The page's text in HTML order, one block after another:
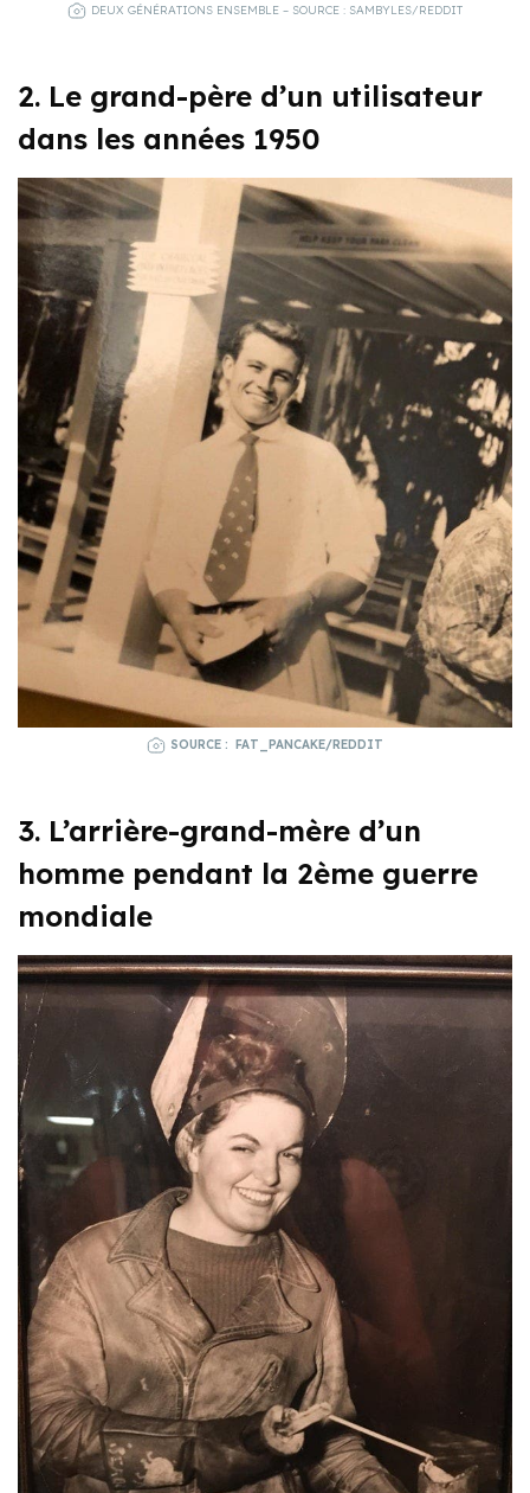
DEUX GÉNÉRATIONS ENSEMBLE – SOURCE : SAMBYLES/REDDIT
2. Le grand-père d’un utilisateur
dans les années 1950
SOURCE : FAT_PANCAKE/REDDIT
3. L’arrière-grand-mère d’un
homme pendant la 2ème guerre
mondiale